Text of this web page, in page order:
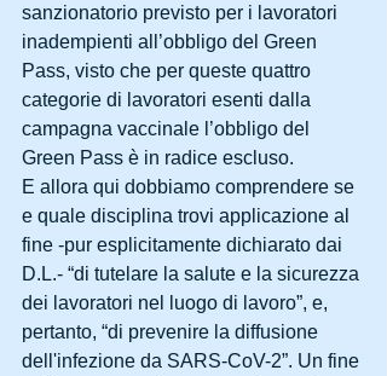
sanzionatorio previsto per i lavoratori
inadempienti all’obbligo del Green
Pass, visto che per queste quattro
categorie di lavoratori esenti dalla
campagna vaccinale l’obbligo del
Green Pass è in radice escluso.
E allora qui dobbiamo comprendere se
e quale disciplina trovi applicazione al
fine -pur esplicitamente dichiarato dai
D.L.- “di tutelare la salute e la sicurezza
dei lavoratori nel luogo di lavoro”, e,
pertanto, “di prevenire la diffusione
dell'infezione da SARS-CoV-2”. Un fine